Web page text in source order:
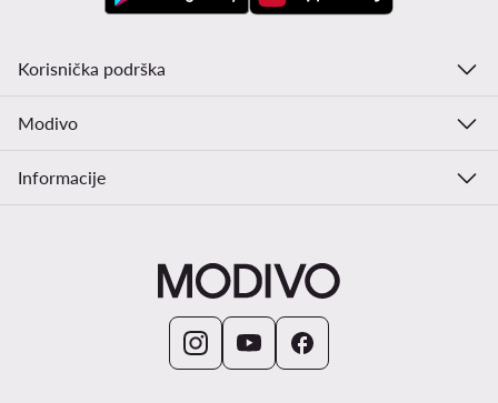
Korisnička podrška
Modivo
Informacije